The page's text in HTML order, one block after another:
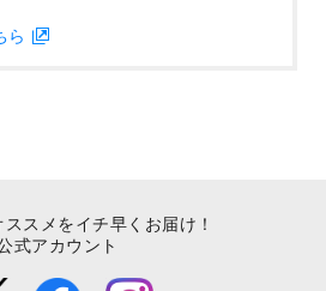
ら
スメをイチ早くお届け！
式アカウント